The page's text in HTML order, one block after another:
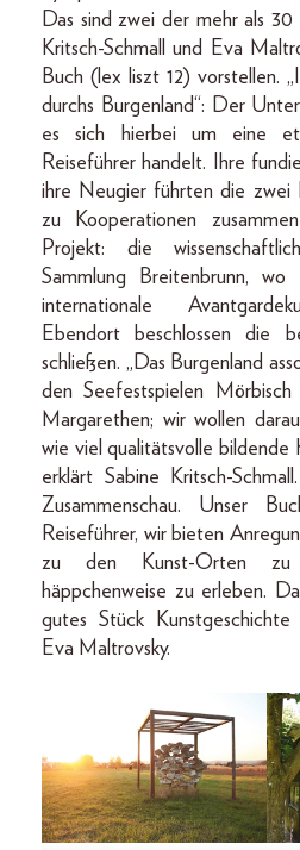
Das sind zwei der mehr als
Kritsch-Schmall und Eva
Buch (lex liszt 12) vorstellen.
durchs Burgenland“: Der
es sich hierbei um eine
Reiseführer handelt. Ihre
ihre Neugier führten die zwei
zu Kooperationen
Projekt: die
Sammlung Breitenbrunn,
internationale
Ebendort beschlossen die
schließen. „Das Burgenland
den Seefestspielen
Margarethen; wir wollen
wie viel qualitätsvolle bildende
erklärt Sabine Kritsch-
Zusammenschau. Unser
Reiseführer, wir bieten
zu den Kunst-Orten zu
häppchenweise zu erleben.
gutes Stück
Eva Maltrovsky.